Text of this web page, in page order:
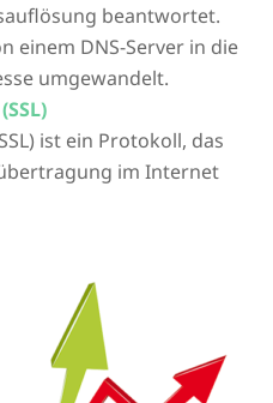
beantwortet.
einem DNS-Server in die
umgewandelt.
ist ein Protokoll, das
im Internet